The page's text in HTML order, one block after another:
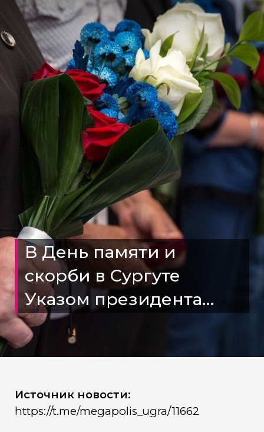
В День памяти и
скорби в Сургуте
Указом президента
посмертно наградили
троих бойцов СВО
Источник новости:
https://t.me/megapolis_ugra/11662